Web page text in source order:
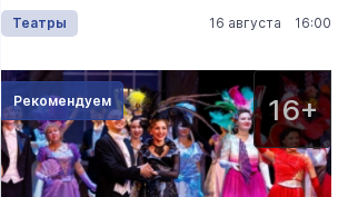
Театры
16 августа 16:00
Рекомендуем 16+